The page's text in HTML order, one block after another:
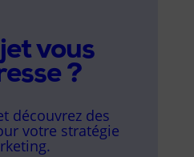
vous
?
découvrez des
votre stratégie